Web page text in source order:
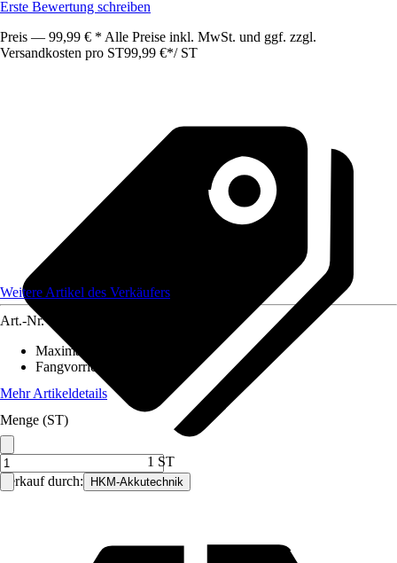
Erste Bewertung schreiben
Preis — 99,99 € * Alle Preise inkl. MwSt. und ggf. zzgl.
Versandkosten pro ST99,99 €*/ ST
Verkauf durch: HKM-Akkutechnik
Weitere Artikel des Verkäufers
Art.-Nr.
Maximale Aststärke
Fangvorrichtung
Mehr Artikeldetails
Menge (ST)
1 ST